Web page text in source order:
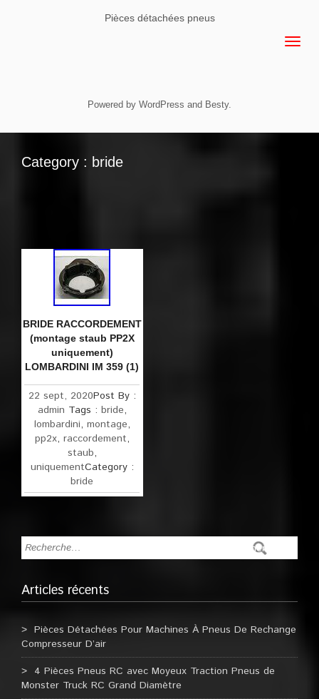
Pièces détachées pneus
Powered by WordPress and Besty.
Category : bride
BRIDE RACCORDEMENT
(montage staub PP2X
uniquement)
LOMBARDINI IM 359 (1)
22 sept, 2020Post By :
admin Tags : bride,
lombardini, montage,
pp2x, raccordement,
staub,
uniquementCategory :
bride
Articles récents
Pièces Détachées Pour Machines À Pneus De Rechange
Compresseur D’air
4 Pièces Pneus RC avec Moyeux Traction Pneus de
Monster Truck RC Grand Diamètre